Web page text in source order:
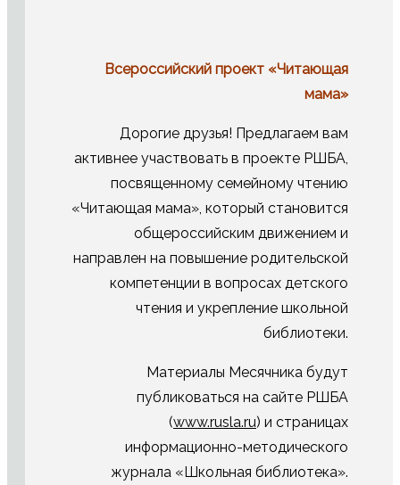
Всероссийский проект «Читающая
мама»
Дорогие друзья! Предлагаем вам
активнее участвовать в проекте РШБА,
посвященному семейному чтению
«Читающая мама», который становится
общероссийским движением и
направлен на повышение родительской
компетенции в вопросах детского
чтения и укрепление школьной
библиотеки.
Материалы Месячника будут
публиковаться на сайте РШБА
(www.rusla.ru) и страницах
информационно-методического
журнала «Школьная библиотека».